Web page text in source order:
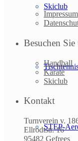
Skiclub
STEP-
Impressum
Besuchen
Handball
Karate
Skiclub
Kontakt
Turnverein v.
Ellrodtstr. 16
95482 Gefrees